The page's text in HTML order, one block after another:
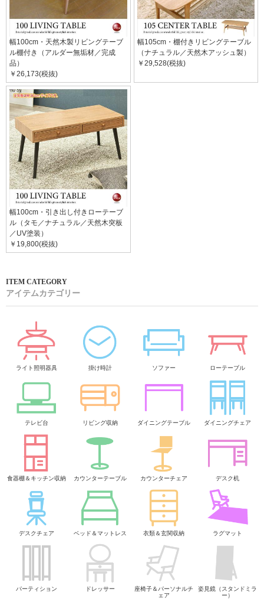
幅100cm・天然木製リビングテーブ
ル棚付き（アルダー無垢材／完成
品）
￥26,173(税抜)
幅105cm・棚付きリビングテーブル
（ナチュラル／天然木アッシュ製）
￥29,528(税抜)
幅100cm・引き出し付きローテーブ
ル（タモ／ナチュラル／天然木突板
／UV塗装）
￥19,800(税抜)
アイテムカテゴリー
ライト照明器具 掛け時計 ソファー ローテーブル
テレビ台 リビング収納 ダイニングテーブル ダイニングチェア
食器棚＆キッチン収納 カウンターテーブル カウンターチェア デスク机
デスクチェア ベッド＆マットレス 衣類＆玄関収納 ラグマット
パーティション ドレッサー
座椅子＆パーソナルチ
ェア
姿見鏡（スタンドミラ
ー）